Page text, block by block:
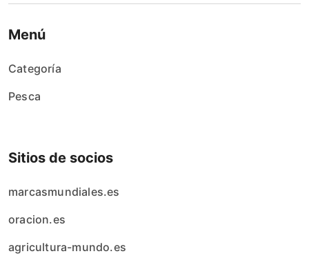
Menú
Categoría
Pesca
Sitios de socios
marcasmundiales.es
oracion.es
agricultura-mundo.es